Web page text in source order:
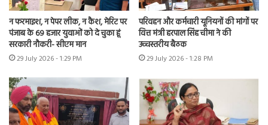
न फरमाइश, न पेपर लीक, न कैश, मेरिट पर
पंजाब के 69 हजार युवाओं को दे चुका हूं
सरकारी नौकरी- सीएम मान
29 July 2026 - 1:29 PM
परिवहन और कर्मचारी यूनियनों की मांगों पर
वित्त मंत्री हरपाल सिंह चीमा ने की
उच्चस्तरीय बैठक
29 July 2026 - 1:28 PM